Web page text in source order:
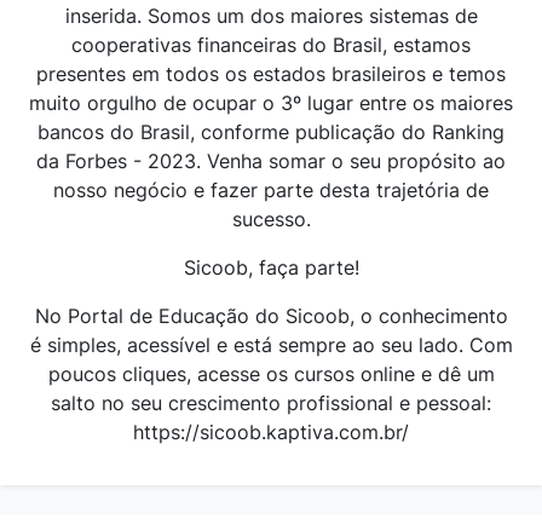
inserida. Somos um dos maiores sistemas de
cooperativas financeiras do Brasil, estamos
presentes em todos os estados brasileiros e temos
muito orgulho de ocupar o 3º lugar entre os maiores
bancos do Brasil, conforme publicação do Ranking
da Forbes - 2023. Venha somar o seu propósito ao
nosso negócio e fazer parte desta trajetória de
sucesso.
Sicoob, faça parte!
No Portal de Educação do Sicoob, o conhecimento
é simples, acessível e está sempre ao seu lado. Com
poucos cliques, acesse os cursos online e dê um
salto no seu crescimento profissional e pessoal:
https://sicoob.kaptiva.com.br/